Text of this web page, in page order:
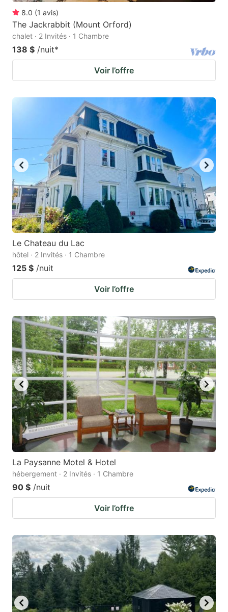
8.0 (1 avis)
The Jackrabbit (Mount Orford)
chalet · 2 Invités · 1 Chambre
138 $ /nuit*
Voir l’offre
Le Chateau du Lac
hôtel · 2 Invités · 1 Chambre
125 $ /nuit
Voir l’offre
La Paysanne Motel & Hotel
hébergement · 2 Invités · 1 Chambre
90 $ /nuit
Voir l’offre